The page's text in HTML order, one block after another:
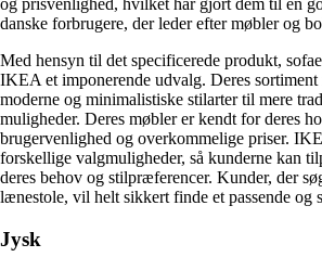
og prisvenlighed, hvilket har gjort dem til en
danske forbrugere, der leder efter møbler og
Med hensyn til det specificerede produkt,
IKEA et imponerende udvalg. Deres
moderne og minimalistiske stilarter til mere
muligheder. Deres møbler er kendt for deres
brugervenlighed og overkommelige priser.
forskellige valgmuligheder, så kunderne kan
deres behov og stilpræferencer. Kunder, der
lænestole, vil helt sikkert finde et passende
Jysk